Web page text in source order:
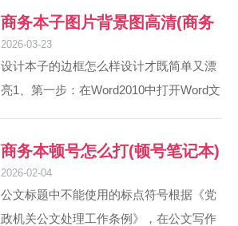
商务本子图片背景图高清(商务
本百度百科)
2026-03-23
设计本子的边框怎么样设计才既简单又漂
亮1、第一步：在Word2010中打开Word文
图片描述 第二步：在打开的“边框和底
纹”对话框中选择“页面边框”。请点击输入
图片描述 第三步：单击“样式”中“艺术
商务本顿号怎么打(顿号笔记本)
2026-02-04
公文标题中不能使用的标点符号根据《党
政机关公文处理工作条例》，在公文写作